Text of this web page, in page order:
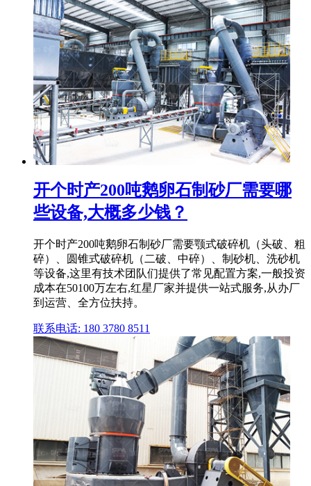
开个时产200吨鹅卵石制砂厂需要哪
些设备,大概多少钱？
开个时产200吨鹅卵石制砂厂需要颚式破碎机（头破、粗
碎）、圆锥式破碎机（二破、中碎）、制砂机、洗砂机
等设备,这里有技术团队们提供了常见配置方案,一般投资
成本在50100万左右,红星厂家并提供一站式服务,从办厂
到运营、全方位扶持。
联系电话: 180 3780 8511